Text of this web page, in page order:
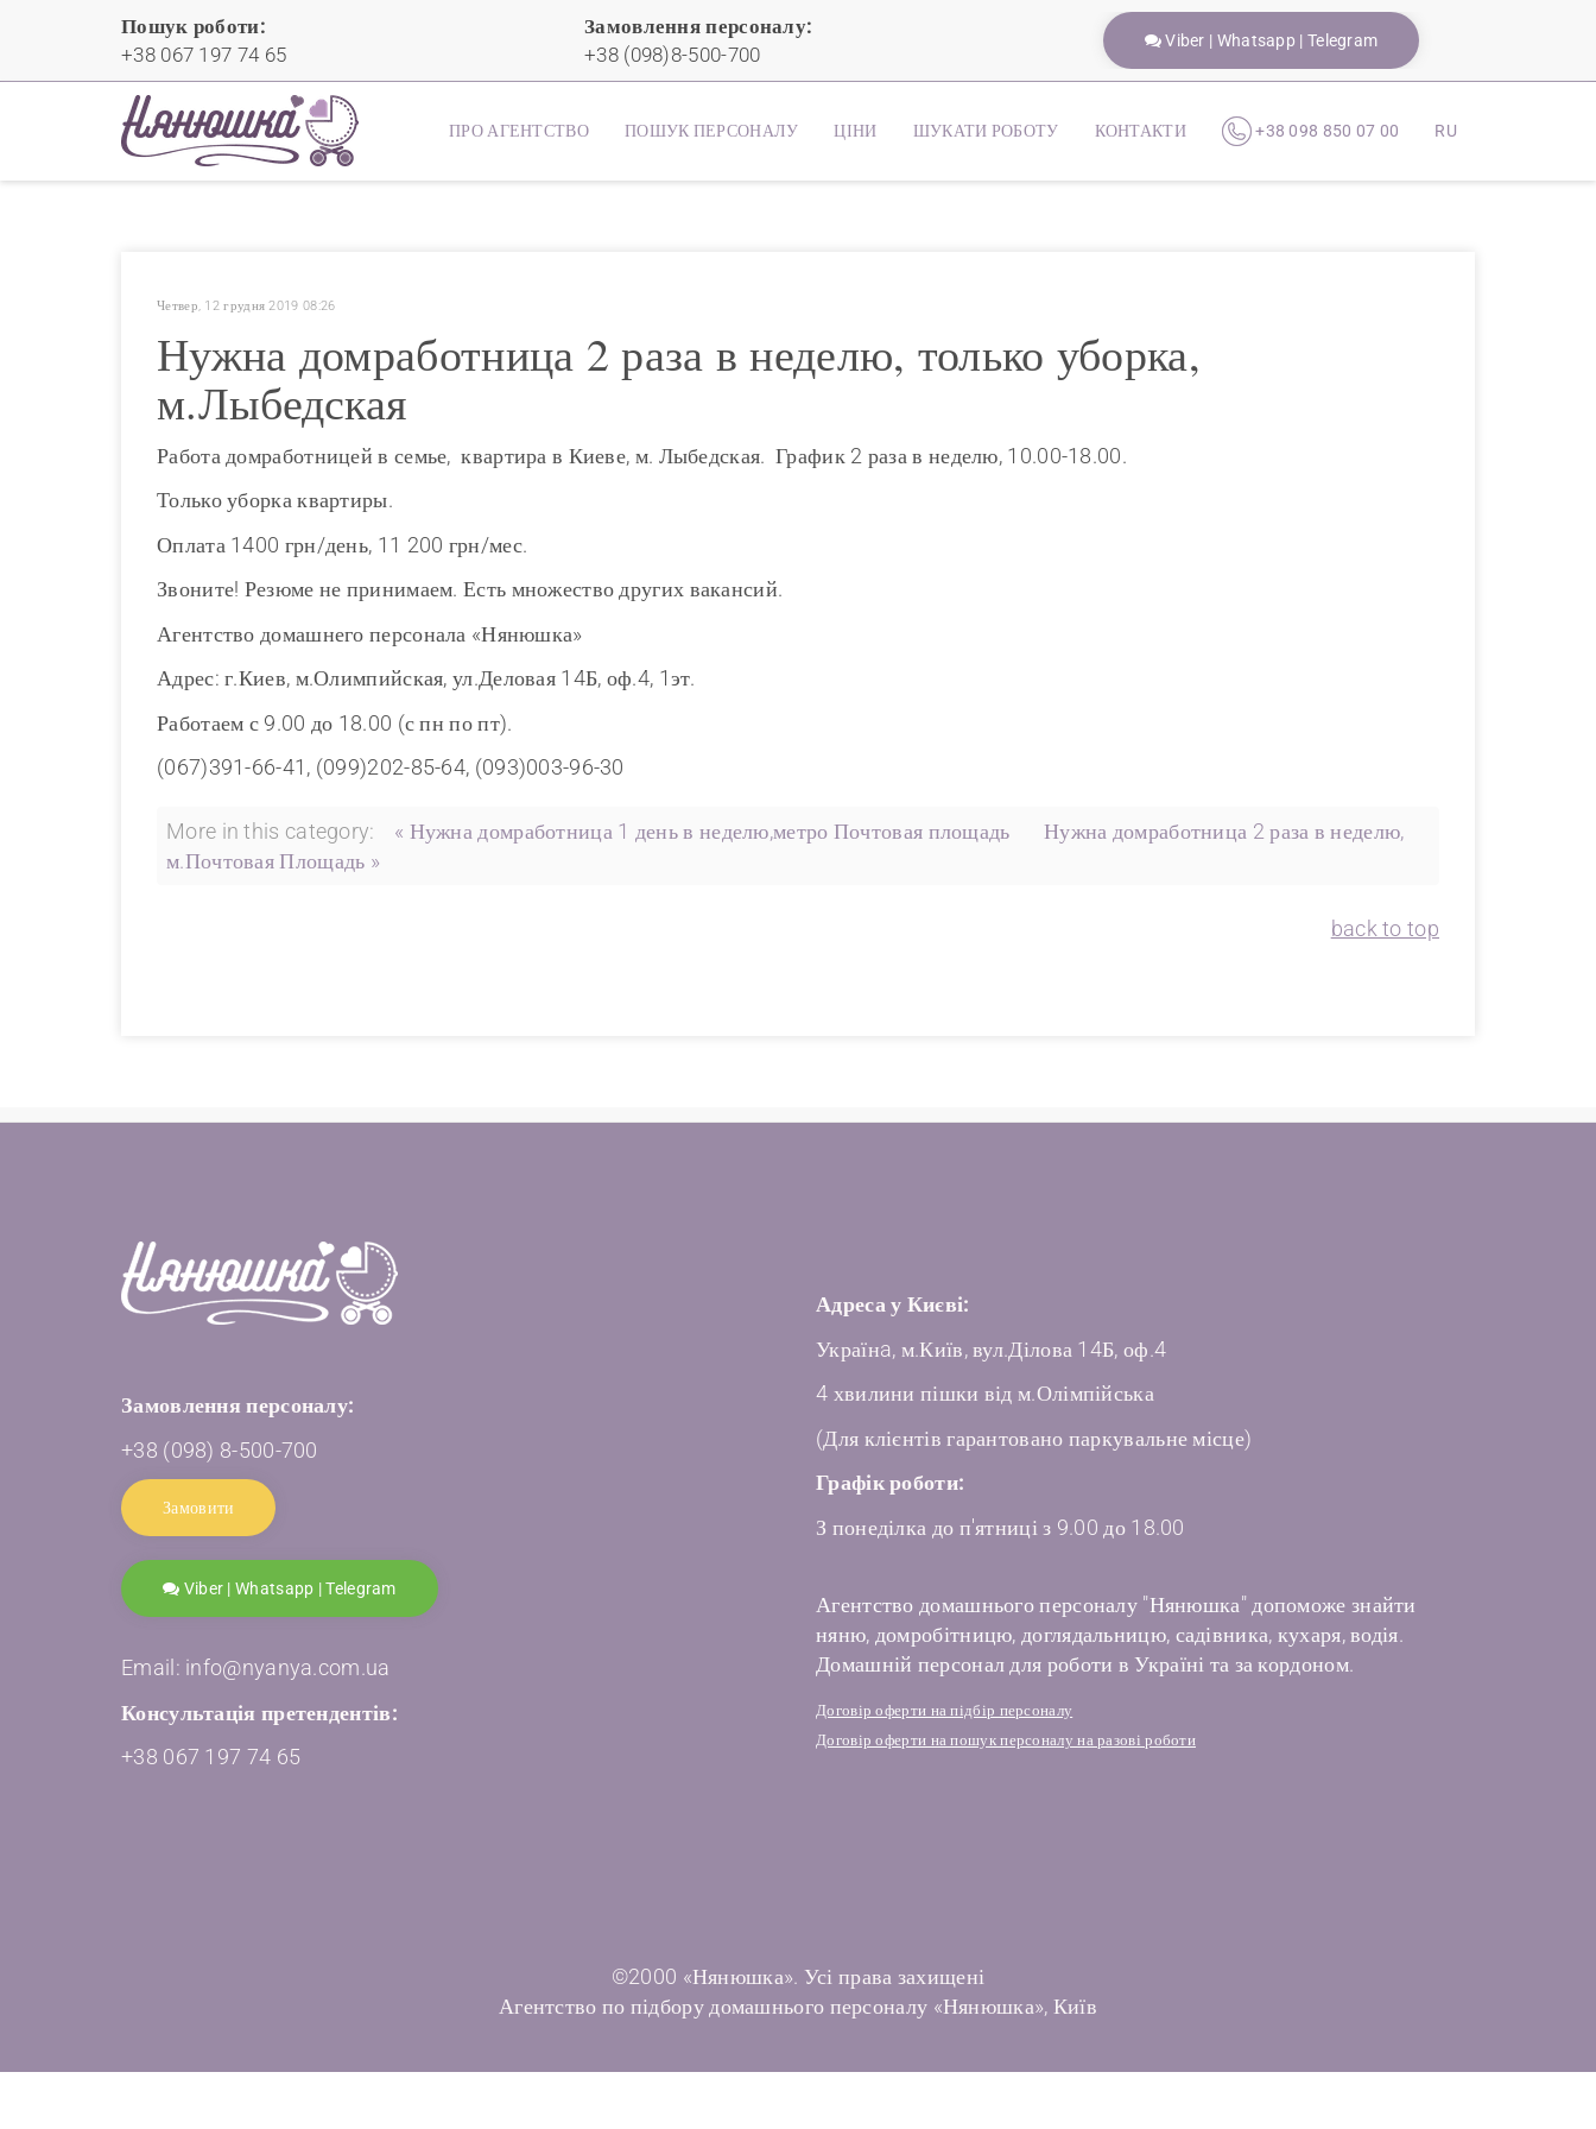
Пошук роботи:
+38 067 197 74 65
Замовлення персоналу:
+38 (098)8-500-700
Viber | Whatsapp | Telegram
ПРО АГЕНТСТВО ПОШУК ПЕРСОНАЛУ ЦІНИ ШУКАТИ РОБОТУ КОНТАКТИ +38 098 850 07 00 RU
Четвер, 12 грудня 2019 08:26
Нужна домработница 2 раза в неделю, только уборка,
м.Лыбедская
Работа домработницей в семье, квартира в Киеве, м. Лыбедская. График 2 раза в неделю, 10.00-18.00.
Только уборка квартиры.
Оплата 1400 грн/день, 11 200 грн/мес.
Звоните! Резюме не принимаем. Есть множество других вакансий.
Агентство домашнего персонала «Нянюшка»
Адрес: г.Киев, м.Олимпийская, ул.Деловая 14Б, оф.4, 1эт.
Работаем с 9.00 до 18.00 (с пн по пт).
(067)391-66-41, (099)202-85-64, (093)003-96-30
More in this category: « Нужна домработница 1 день в неделю,метро Почтовая площадь
Нужна домработница 2 раза в неделю,
м.Почтовая Площадь »
back to top
Замовлення персоналу:
+38 (098) 8-500-700
Замовити
Viber | Whatsapp | Telegram
Email: info@nyanya.com.ua
Консультація претендентів:
+38 067 197 74 65
Адреса у Києві:
Українa, м.Київ, вул.Ділова 14Б, оф.4
4 хвилини пішки від м.Олімпійська
(Для клієнтів гарантовано паркувальне місце)
Графік роботи:
З понеділка до п'ятниці з 9.00 до 18.00
Агентство домашнього персоналу "Нянюшка" допоможе знайти
няню, домробітницю, доглядальницю, садівника, кухаря, водія.
Домашній персонал для роботи в Україні та за кордоном.
Договір оферти на підбір персоналу
Договір оферти на пошук персоналу на разові роботи
©2000 «Нянюшка». Усі права захищені
Агентство по підбору домашнього персоналу «Нянюшка», Київ